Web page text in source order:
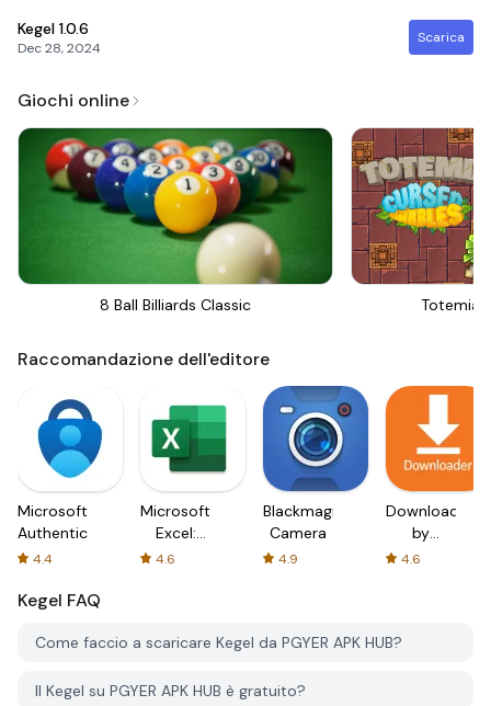
Kegel 1.0.6
Dec 28, 2024
Scarica
Giochi online
8 Ball Billiards Classic Totemia
Raccomandazione dell'editore
Microsoft
Authenticator
4.4
Microsoft
Excel:
Spreadsheets
4.6
Blackmagic
Camera
4.9
Downloader
by
AFTVnews
4.6
Kegel FAQ
Come faccio a scaricare Kegel da PGYER APK HUB?
Il Kegel su PGYER APK HUB è gratuito?